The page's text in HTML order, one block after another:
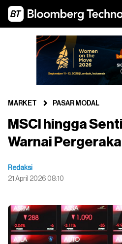
MARKET PASAR MODAL
MSCI hingga
Warnai
Redaksi
21 April 2026 08:10